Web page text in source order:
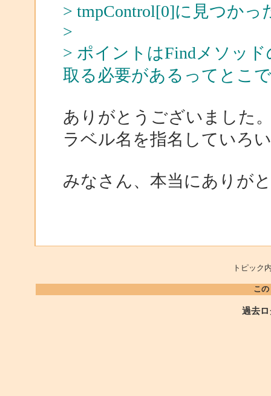
> tmpControl[0]に見つか
>
> ポイントはFindメソッ
取る必要があるってとこ
ありがとうございました
ラベル名を指名していろ
みなさん、本当にありが
トピッ
こ
過去